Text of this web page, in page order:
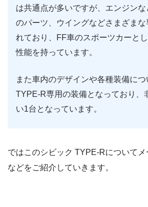
は共通点が多いですが、エンジンな
のパーツ、ウイングなどさまざまな
れており、FF車のスポーツカーと
性能を持っています。
また車内のデザインや各種装備につ
TYPE-R専用の装備となっており、
い1台となっています。
ではこのシビック TYPE-Rについて
などをご紹介していきます。